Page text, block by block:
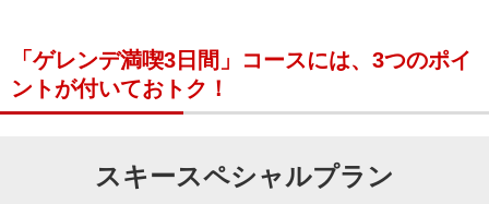
「ゲレンデ満喫3日間」コースには、3つのポイ
ントが付いておトク！
スキースペシャルプラン